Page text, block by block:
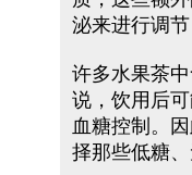
泌来进行调
许多水果茶
说，饮用后
血糖控制。
择那些低糖